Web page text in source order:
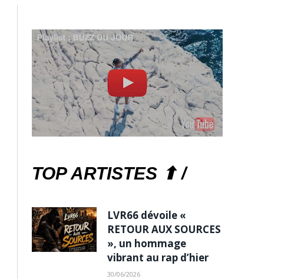
TOP ARTISTES ⬆ /
LVR66 dévoile «
RETOUR AUX SOURCES
», un hommage
vibrant au rap d’hier
30/06/2026